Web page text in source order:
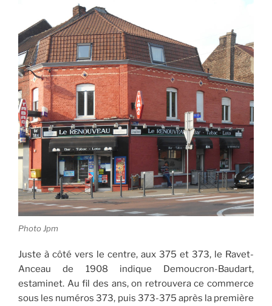
Photo Jpm
Juste à côté vers le centre, aux 375 et 373, le Ravet-
Anceau de 1908 indique Demoucron-Baudart,
estaminet. Au fil des ans, on retrouvera ce commerce
sous les numéros 373, puis 373-375 après la première